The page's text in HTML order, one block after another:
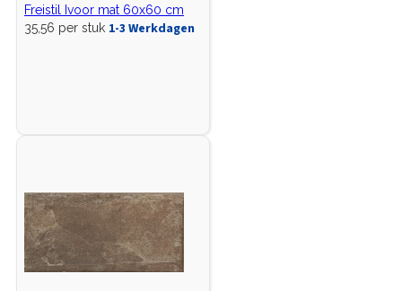
Freistil Ivoor mat 60x60 cm
35,56 per stuk 1-3 Werkdagen